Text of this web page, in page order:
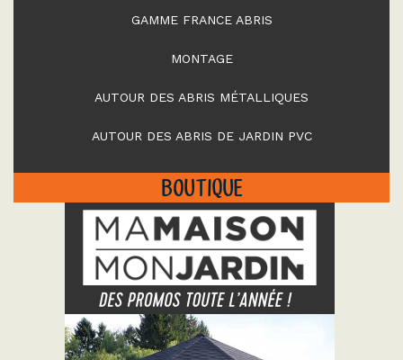
GAMME FRANCE ABRIS
MONTAGE
AUTOUR DES ABRIS MÉTALLIQUES
AUTOUR DES ABRIS DE JARDIN PVC
BOUTIQUE